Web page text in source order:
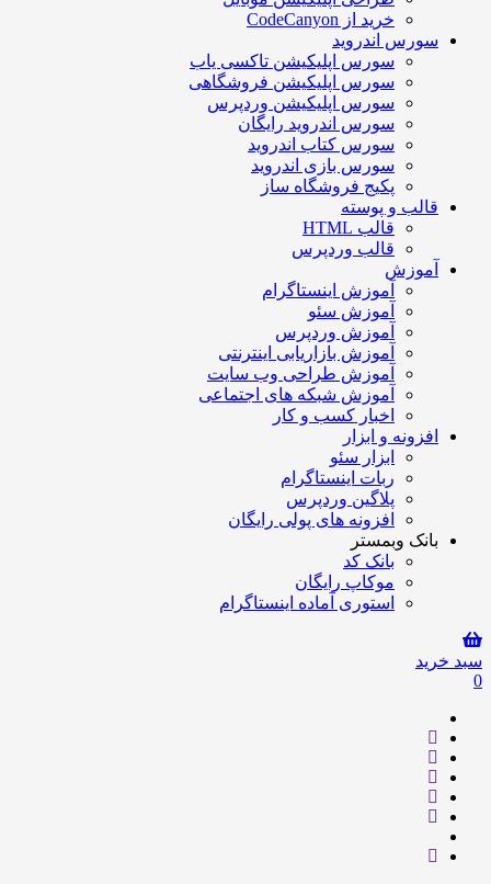
خرید از CodeCanyon
اندروید
سورس اپلیکیشن تاکسی یاب
سورس اپلیکیشن فروشگاهی
سورس اپلیکیشن وردپرس
سورس اندروید رایگان
سورس کتاب اندروید
سورس بازی اندروید
پکیج فروشگاه ساز
و پوسته
قالب HTML
قالب وردپرس
آموزش اینستاگرام
آموزش سئو
آموزش وردپرس
آموزش بازاریابی اینترنتی
آموزش طراحی وب سایت
آموزش شبکه های اجتماعی
اخبار کسب و کار
و ابزار
ابزار سئو
ربات اینستاگرام
پلاگین وردپرس
افزونه های پولی رایگان
وبمستر
بانک کد
موکاپ رایگان
استوری آماده اینستاگرام